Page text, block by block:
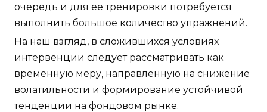
очередь и для ее тренировки потребуется
выполнить большое количество упражнений.
На наш взгляд, в сложившихся условиях
интервенции следует рассматривать как
временную меру, направленную на снижение
волатильности и формирование устойчивой
тенденции на фондовом рынке.